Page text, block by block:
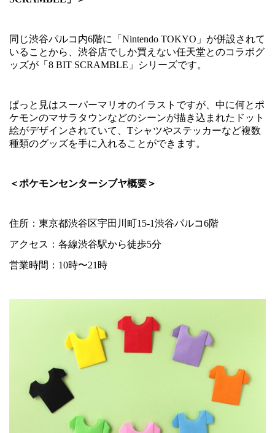
同じ渋谷パルコ内6階に「 Nintendo TOKYO 」が併設されて
いることから、渋谷店でしか買えない任天堂とのコラボグ
ッズが「 8 BIT SCRAMBLE 」シリーズです。
ぱっと見はスーパーマリオのイラストですが、中に何とポ
ケモンのマサラタウンなどのシーンが描き込まれたドット
絵がデザインされていて、 Tシャツやステッカーなど複数
種類のグッズを手に入れることができます。
＜ポケモンセンターシブヤ概要＞
住所：東京都渋谷区宇田川町15-1渋谷パルコ6階
アクセス：各線渋谷駅から徒歩5分
営業時間： 10時〜21 時